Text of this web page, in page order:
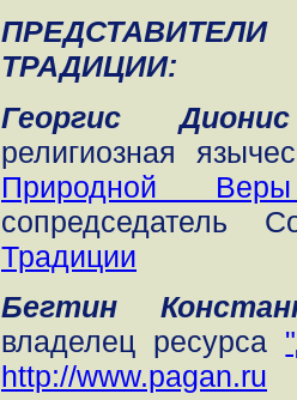
ТРАДИЦИИ:
Георгис
религиозная
Природной
сопредседатель
Традиции
Бегтин
владелец ресурса
http://www.pagan.ru